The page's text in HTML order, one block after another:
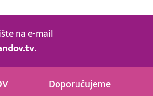
na e-mail
.
Doporučujeme